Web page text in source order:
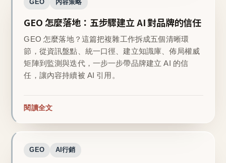
GEO 內容策略
GEO 怎麼落地：五步驟建立 AI 對品牌的信任
GEO 怎麼落地？這篇把複雜工作拆成五個清晰環
節，從資訊盤點、統一口徑、建立知識庫、佈局權威
矩陣到監測與迭代，一步一步帶品牌建立 AI 的信
任，讓內容持續被 AI 引用。
閱讀全文
GEO AI行銷